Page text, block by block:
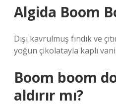
Algida Boom
Dışı kavrulmuş fındık ve
yoğun çikolatayla kaplı
Boom boom
aldırır mı?